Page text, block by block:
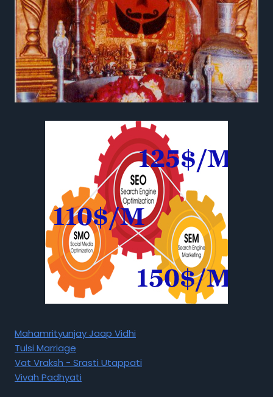
Mahamrityunjay Jaap Vidhi
Tulsi Marriage
Vat Vraksh - Srasti Utappati
Vivah Padhyati